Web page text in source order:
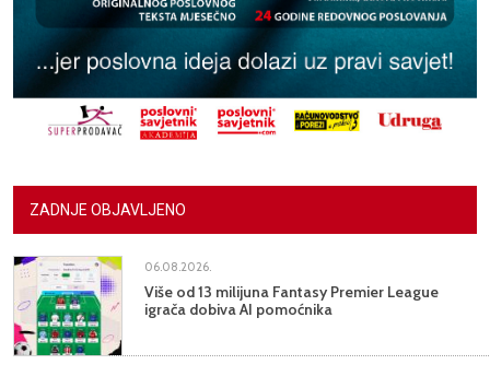
ZADNJE OBJAVLJENO
06.08.2026.
Više od 13 milijuna Fantasy Premier League
igrača dobiva AI pomoćnika